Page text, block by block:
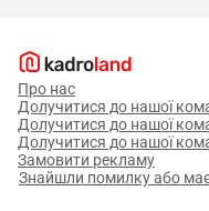
Про нас
Долучитися до нашої
Долучитися до нашої
Долучитися до нашої
Замовити рекламу
Знайшли помилку або